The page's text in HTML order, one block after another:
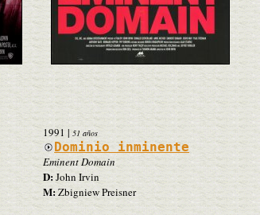
1991 | 51 años
Dominio inminente
Eminent Domain
D:John Irvin
M:Zbigniew Preisner